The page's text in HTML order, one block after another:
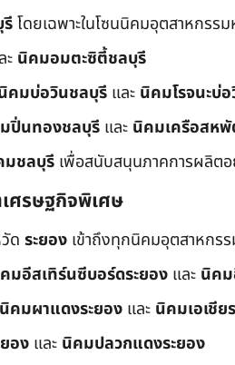
โดยเฉพาะในโซนนิคมอุตสาหกรร
ะ นิคมอมตะซิตี้ชลบุรี
คมบ่อวินชลบุรี และ นิคมโรจนะบ่
ปิ่นทองชลบุรี และ นิคมเครือสห
มชลบุรี เพื่อสนับสนุนภาคการผลิตอ
ศรษฐกิจพิเศษ
ด ระยอง เข้าถึงทุกนิคมอุตสาหกร
มอีสเทิร์นซีบอร์ดระยอง และ นิคม
นิคมผาแดงระยอง และ นิคมเอเชีย
อง และ นิคมปลวกแดงระยอง